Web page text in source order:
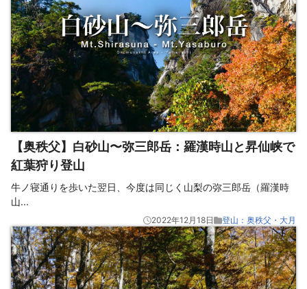
【奥秩父】白砂山〜弥三郎岳：羅漢時山と昇仙峡で
紅葉狩り登山
牛ノ寝通りを歩いた翌日、今度は同じく山梨の弥三郎岳（羅漢時
山...
2022年12月18日 登山：奥秩父・大月